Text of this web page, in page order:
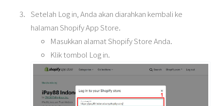
Setelah Log in, Anda akan diarahkan kembali ke
halaman Shopify App Store.
Masukkan alamat Shopify Store Anda.
Klik tombol Log in.